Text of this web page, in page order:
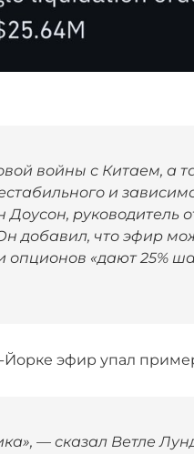
войны с Китаем,
и
руководитель
добавил, что эфир
«дают 25%
эфир упал
— сказал Ветле